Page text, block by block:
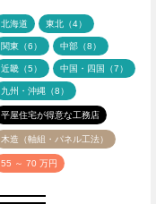
北海道 東北（4）
関東（6） 中部（8）
近畿（5） 中国・四国（7）
九州・沖縄（8）
平屋住宅が得意な工務店
木造（軸組・パネル工法）
55 ～ 70 万円